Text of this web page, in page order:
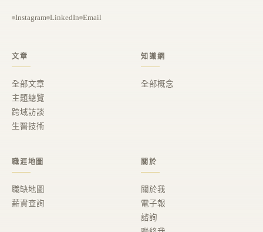
Instagram LinkedIn Email
文章
全部文章
主題總覽
跨域訪談
生醫技術
知識網
全部概念
職涯地圖
職缺地圖
薪資查詢
關於
關於我
電子報
諮詢